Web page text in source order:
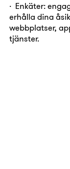
· Enkäter:
erhålla dina
webbplatser,
tjänster.